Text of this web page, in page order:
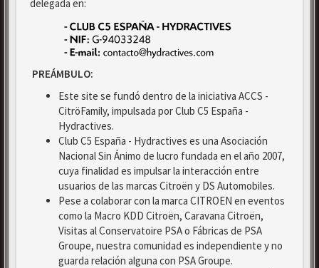
delegada en:
PREÁMBULO:
Este site se fundó dentro de la iniciativa ACCS -
CitröFamily, impulsada por Club C5 España -
Hydractives.
Club C5 España - Hydractives es una Asociación
Nacional Sin Ánimo de lucro fundada en el año 2007,
cuya finalidad es impulsar la interacción entre
usuarios de las marcas Citroën y DS Automobiles.
Pese a colaborar con la marca CITROEN en eventos
como la Macro KDD Citroën, Caravana Citroën,
Visitas al Conservatoire PSA o Fábricas de PSA
Groupe, nuestra comunidad es independiente y no
guarda relación alguna con PSA Groupe.